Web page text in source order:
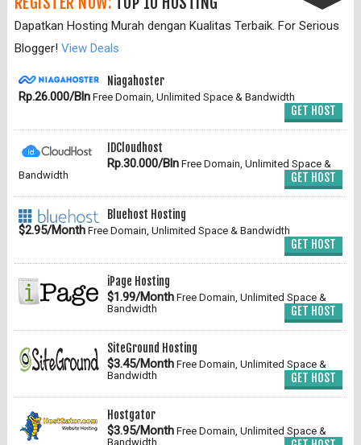
Dapatkan Hosting Murah dengan Kualitas Terbaik. For Serious
Blogger! View Deals
Niagahoster
Rp.26.000/BlnFree Domain, Unlimited Space & Bandwidth
GET HOST
IDCloudhost
Rp.30.000/BlnFree Domain, Unlimited Space &
Bandwidth
GET HOST
Bluehost Hosting
$2.95/MonthFree Domain, Unlimited Space & Bandwidth
GET HOST
iPage Hosting
$1.99/MonthFree Domain, Unlimited Space &
Bandwidth
GET HOST
SiteGround Hosting
$3.45/MonthFree Domain, Unlimited Space &
Bandwidth
GET HOST
Hostgator
$3.95/MonthFree Domain, Unlimited Space &
Bandwidth